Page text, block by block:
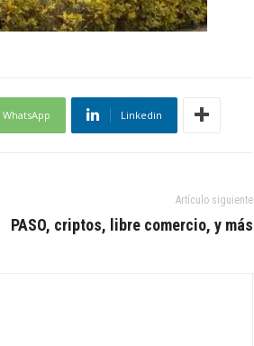
WhatsApp Linkedin
Artículo siguiente
PASO, criptos, libre comercio, y más